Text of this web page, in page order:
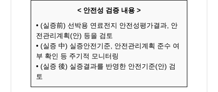
< 안전성 검증 내용 >
• (실증前) 선박용 연료전지 안전성평가결과, 안
전관리계획(안) 등을 검토
• (실증 中) 실증안전기준, 안전관리계획 준수 여
부 확인 등 주기적 모니터링
• (실증 後) 실증결과를 반영한 안전기준(안) 검
토